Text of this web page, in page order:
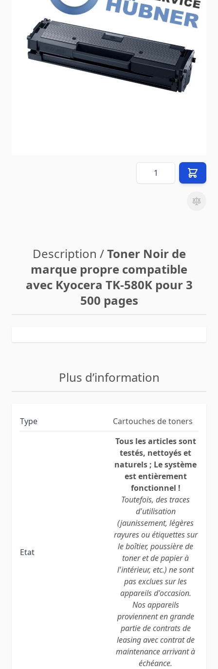
Délai de livraison
2-3 jours
Mode d'expédition: Paquet
En stock
TK-580K
Quantité
Description /Toner Noir de
marque propre compatible
avec Kyocera TK-580K pour 3
500 pages
Plus d’information
Type Cartouches de toners
Etat
Tous les articles sont
testés, nettoyés et
naturels ; Le système
est entièrement
fonctionnel !
Toutefois, des traces
d'utilisation
(jaunissement, légères
rayures ou étiquettes sur
le boîtier, poussière de
toner et de papier à
l'intérieur, etc.) ne sont
pas exclues sur les
appareils d'occasion.
Nos appareils
proviennent en grande
partie de contrats de
leasing avec contrat de
maintenance arrivant à
échéance.